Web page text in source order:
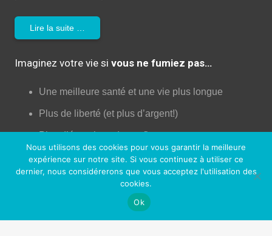
Lire la suite …
Imaginez votre vie si vous ne fumiez pas…
Une meilleure santé et une vie plus longue
Plus de liberté (et plus d’argent!)
Plus d’énergie et de confiance
Moins de dégâts pour votre corps!
Augmentation de la libido!
Une peau plus jeune
Un meilleur contrôle de votre vie
Nous utilisons des cookies pour vous garantir la meilleure
expérience sur notre site. Si vous continuez à utiliser ce
dernier, nous considérerons que vous acceptez l'utilisation des
cookies.
Ok